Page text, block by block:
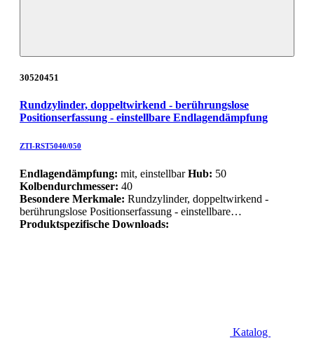
30520451
Rundzylinder, doppeltwirkend - berührungslose
Positionserfassung - einstellbare Endlagendämpfung
ZTI-RST5040/050
Endlagendämpfung: mit, einstellbarHub: 50
Kolbendurchmesser: 40
Besondere Merkmale: Rundzylinder, doppeltwirkend -
berührungslose Positionserfassung - einstellbare…
Produktspezifische Downloads:
Katalog